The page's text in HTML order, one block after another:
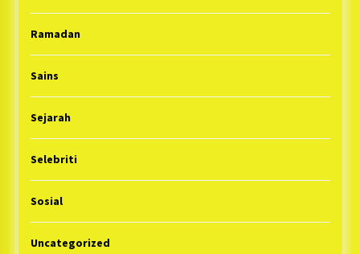
Ramadan
Sains
Sejarah
Selebriti
Sosial
Uncategorized